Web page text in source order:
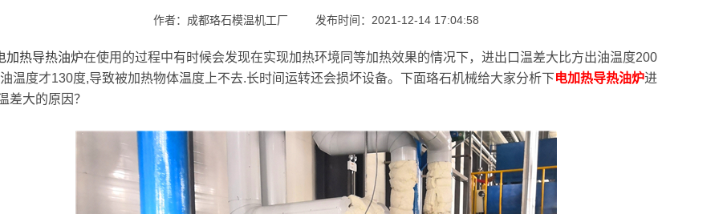
作者：成都珞石模温机工厂 发布时间：2021-12-14 17:04:58
加热导热油炉在使用的过程中有时候会发现在实现加热环境同等加热效果的情况下，进出口温差大比方出油温度200
温度才130度,导致被加热物体温度上不去.长时间运转还会损坏设备。下面珞石机械给大家分析下电加热导热油炉进
差大的原因？